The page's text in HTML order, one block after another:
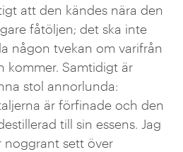
att den kändes nära den
fåtöljen; det ska inte
någon tvekan om varifrån
kommer. Samtidigt är
stol annorlunda:
är förfinade och den
till sin essens. Jag
noggrant sett över